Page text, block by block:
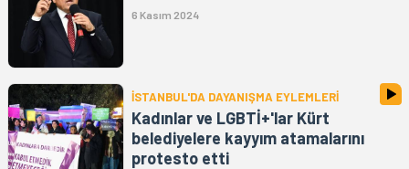
6 Kasım 2024
İSTANBUL'DA DAYANIŞMA EYLEMLERİ
Kadınlar ve LGBTİ+'lar Kürt
belediyelere kayyım atamalarını
protesto etti